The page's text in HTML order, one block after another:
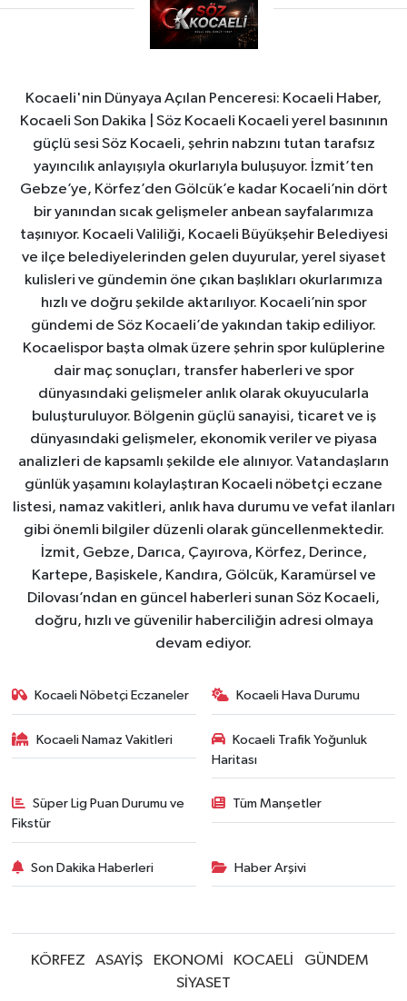
Kocaeli'nin Dünyaya Açılan Penceresi: Kocaeli Haber,
Kocaeli Son Dakika | Söz Kocaeli Kocaeli yerel basınının
güçlü sesi Söz Kocaeli, şehrin nabzını tutan tarafsız
yayıncılık anlayışıyla okurlarıyla buluşuyor. İzmit’ten
Gebze’ye, Körfez’den Gölcük’e kadar Kocaeli’nin dört
bir yanından sıcak gelişmeler anbean sayfalarımıza
taşınıyor. Kocaeli Valiliği, Kocaeli Büyükşehir Belediyesi
ve ilçe belediyelerinden gelen duyurular, yerel siyaset
kulisleri ve gündemin öne çıkan başlıkları okurlarımıza
hızlı ve doğru şekilde aktarılıyor. Kocaeli’nin spor
gündemi de Söz Kocaeli’de yakından takip ediliyor.
Kocaelispor başta olmak üzere şehrin spor kulüplerine
dair maç sonuçları, transfer haberleri ve spor
dünyasındaki gelişmeler anlık olarak okuyucularla
buluşturuluyor. Bölgenin güçlü sanayisi, ticaret ve iş
dünyasındaki gelişmeler, ekonomik veriler ve piyasa
analizleri de kapsamlı şekilde ele alınıyor. Vatandaşların
günlük yaşamını kolaylaştıran Kocaeli nöbetçi eczane
listesi, namaz vakitleri, anlık hava durumu ve vefat ilanları
gibi önemli bilgiler düzenli olarak güncellenmektedir.
İzmit, Gebze, Darıca, Çayırova, Körfez, Derince,
Kartepe, Başiskele, Kandıra, Gölcük, Karamürsel ve
Dilovası’ndan en güncel haberleri sunan Söz Kocaeli,
doğru, hızlı ve güvenilir haberciliğin adresi olmaya
devam ediyor.
Kocaeli Nöbetçi Eczaneler Kocaeli Hava Durumu
Kocaeli Namaz Vakitleri
Kocaeli Trafik Yoğunluk
Haritası
Süper Lig Puan Durumu ve
Fikstür
Tüm Manşetler
Son Dakika Haberleri Haber Arşivi
KÖRFEZ ASAYİŞ EKONOMİ KOCAELİ
GÜNDEM
SİYASET